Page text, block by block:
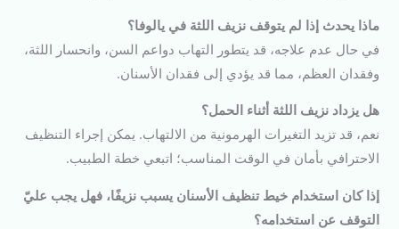
ماذا يحدث إذا لم يتوقف نزيف اللثة في يالوفا؟
في حال عدم علاجه، قد يتطور التهاب دواعم السن، وانحسار اللثة،
وفقدان العظم، مما قد يؤدي إلى فقدان الأسنان.
هل يزداد نزيف اللثة أثناء الحمل؟
نعم، قد تزيد التغيرات الهرمونية من الالتهاب. يمكن إجراء التنظيف
الاحترافي بأمان في الوقت المناسب؛ اتبعي خطة الطبيب.
إذا كان استخدام خيط تنظيف الأسنان يسبب نزيفًا، فهل يجب عليّ
التوقف عن استخدامه؟